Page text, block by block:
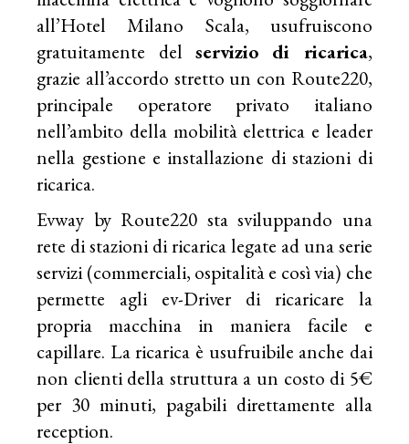
all’Hotel Milano Scala, usufruiscono
gratuitamente del servizio di ricarica,
grazie all’accordo stretto un con Route220,
principale operatore privato italiano
nell’ambito della mobilità elettrica e leader
nella gestione e installazione di stazioni di
ricarica.
Evway by Route220 sta sviluppando una
rete di stazioni di ricarica legate ad una serie
servizi (commerciali, ospitalità e così via) che
permette agli ev-Driver di ricaricare la
propria macchina in maniera facile e
capillare. La ricarica è usufruibile anche dai
non clienti della struttura a un costo di 5€
per 30 minuti, pagabili direttamente alla
reception.